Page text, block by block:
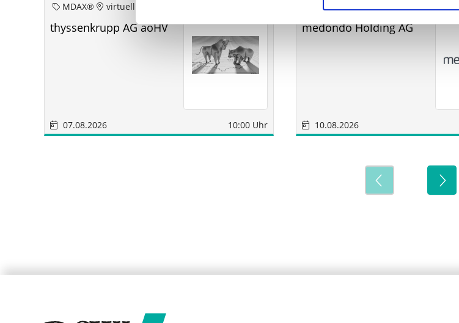
MDAX® virtuell
thyssenkrupp AG aoHV
07.08.2026 10:00 Uhr
Sonstige München
medondo Holding AG
10.08.2026